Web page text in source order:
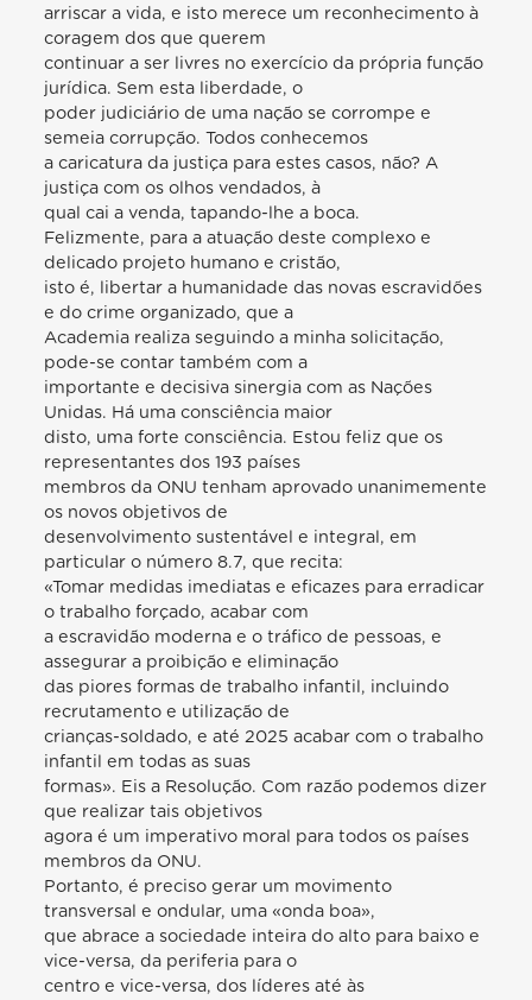
arriscar a vida, e isto merece um reconhecimento à
coragem dos que querem
continuar a ser livres no exercício da própria função
jurídica. Sem esta liberdade, o
poder judiciário de uma nação se corrompe e
semeia corrupção. Todos conhecemos
a caricatura da justiça para estes casos, não? A
justiça com os olhos vendados, à
qual cai a venda, tapando-lhe a boca.
Felizmente, para a atuação deste complexo e
delicado projeto humano e cristão,
isto é, libertar a humanidade das novas escravidões
e do crime organizado, que a
Academia realiza seguindo a minha solicitação,
pode-se contar também com a
importante e decisiva sinergia com as Nações
Unidas. Há uma consciência maior
disto, uma forte consciência. Estou feliz que os
representantes dos 193 países
membros da ONU tenham aprovado unanimemente
os novos objetivos de
desenvolvimento sustentável e integral, em
particular o número 8.7, que recita:
«Tomar medidas imediatas e eficazes para erradicar
o trabalho forçado, acabar com
a escravidão moderna e o tráfico de pessoas, e
assegurar a proibição e eliminação
das piores formas de trabalho infantil, incluindo
recrutamento e utilização de
crianças-soldado, e até 2025 acabar com o trabalho
infantil em todas as suas
formas». Eis a Resolução. Com razão podemos dizer
que realizar tais objetivos
agora é um imperativo moral para todos os países
membros da ONU.
Portanto, é preciso gerar um movimento
transversal e ondular, uma «onda boa»,
que abrace a sociedade inteira do alto para baixo e
vice-versa, da periferia para o
centro e vice-versa, dos líderes até às